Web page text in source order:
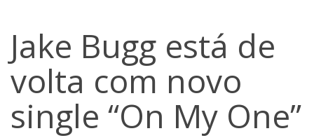
Jake Bugg está de
volta com novo
single “On My One”